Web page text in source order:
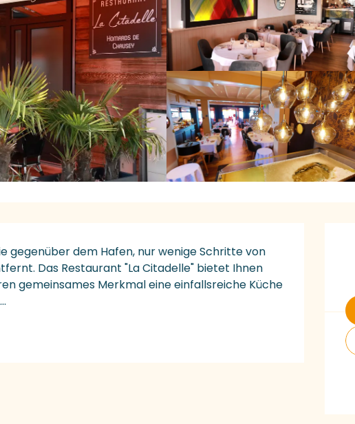
gegenüber dem Hafen, nur wenige Schritte von
Das Restaurant "La Citadelle" bietet Ihnen
gemeinsames Merkmal eine einfallsreiche Küche